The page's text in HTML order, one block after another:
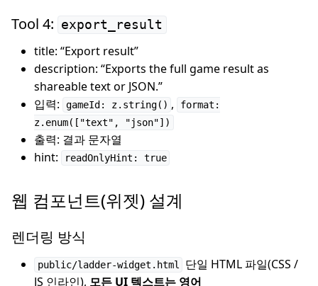
Tool 4: export_result
title: “Export result”
description: “Exports the full game result as
shareable text or JSON.”
입력:
gameId: z.string() ,
format:
z.enum(["text", "json"])
출력: 결과 문자열
hint:
readOnlyHint: true
웹 컴포넌트(위젯) 설계
렌더링 방식
public/ladder-widget.html
단일 HTML 파일(CSS /
JS 인라인), 모든 UI 텍스트는 영어